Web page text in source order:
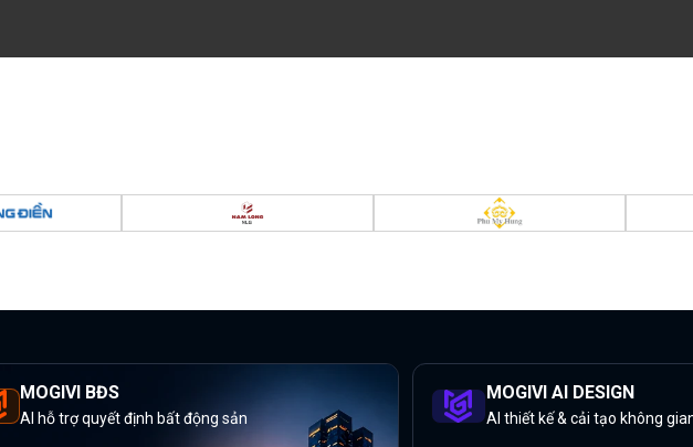
MOGIVI BĐS
AI hỗ trợ quyết định bất động sản
MOGIVI AI DESIGN
AI thiết kế & cải tạo không